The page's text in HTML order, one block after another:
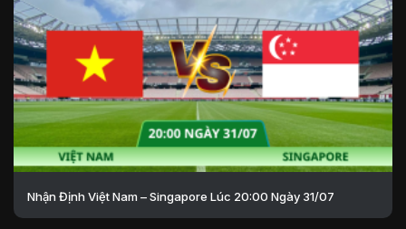
Nhận Định Việt Nam – Singapore Lúc 20:00 Ngày 31/07